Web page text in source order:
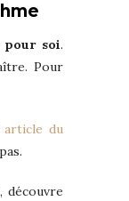
pour soi.
Pour
article du